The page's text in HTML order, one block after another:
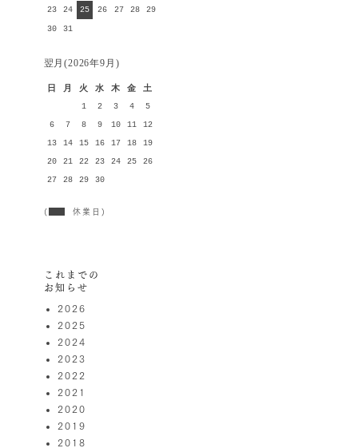
23 24 25 26 27 28 29
30 31
翌月(2026年9月)
日 月 火 水 木 金 土
1 2 3 4 5
6 7 8 9 10 11 12
13 14 15 16 17 18 19
20 21 22 23 24 25 26
27 28 29 30
( 休業日)
これまでの
お知らせ
2026
2025
2024
2023
2022
2021
2020
2019
2018